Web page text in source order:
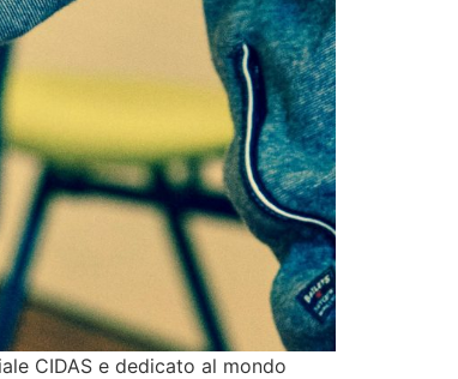
CIDAS e dedicato al mondo